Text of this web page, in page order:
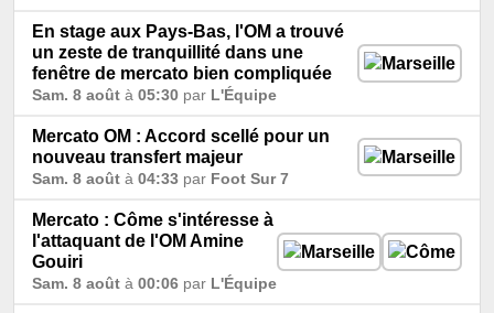
En stage aux Pays-Bas, l'OM a trouvé
un zeste de tranquillité dans une
fenêtre de mercato bien compliquée
Sam. 8 août à 05:30 par L'Équipe
Mercato OM : Accord scellé pour un
nouveau transfert majeur
Sam. 8 août à 04:33 par Foot Sur 7
Mercato : Côme s'intéresse à
l'attaquant de l'OM Amine
Gouiri
Sam. 8 août à 00:06 par L'Équipe